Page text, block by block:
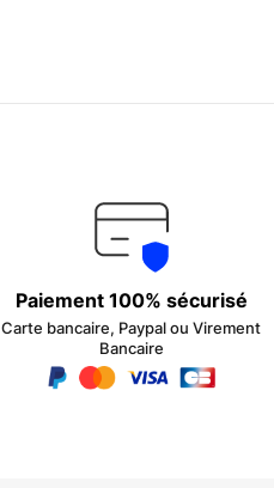
Paiement 100% sécurisé
Carte bancaire, Paypal ou Virement
Bancaire